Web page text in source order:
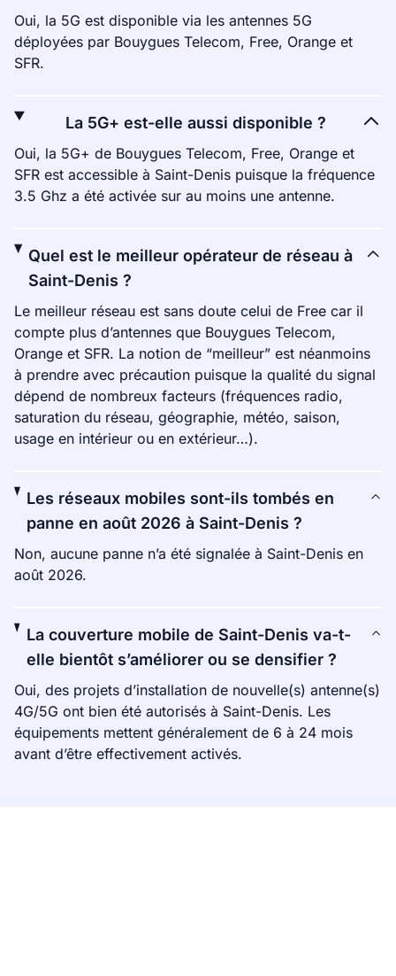
Oui, la 5G est disponible via les antennes 5G
déployées par Bouygues Telecom, Free, Orange et
SFR.
La 5G+ est-elle aussi disponible ?
Oui, la 5G+ de Bouygues Telecom, Free, Orange et
SFR est accessible à Saint-Denis puisque la fréquence
3.5 Ghz a été activée sur au moins une antenne.
Quel est le meilleur opérateur de réseau à
Saint-Denis ?
Le meilleur réseau est sans doute celui de Free car il
compte plus d’antennes que Bouygues Telecom,
Orange et SFR. La notion de “meilleur” est néanmoins
à prendre avec précaution puisque la qualité du signal
dépend de nombreux facteurs (fréquences radio,
saturation du réseau, géographie, météo, saison,
usage en intérieur ou en extérieur…).
Les réseaux mobiles sont-ils tombés en
panne en août 2026 à Saint-Denis ?
Non, aucune panne n’a été signalée à Saint-Denis en
août 2026.
La couverture mobile de Saint-Denis va-t-
elle bientôt s’améliorer ou se densifier ?
Oui, des projets d’installation de nouvelle(s) antenne(s)
4G/5G ont bien été autorisés à Saint-Denis. Les
équipements mettent généralement de 6 à 24 mois
avant d’être effectivement activés.